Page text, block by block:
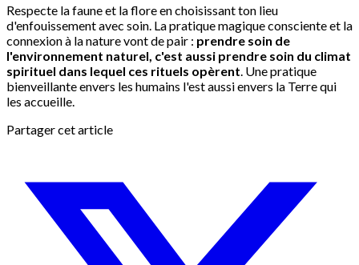
Respecte la faune et la flore en choisissant ton lieu
d'enfouissement avec soin. La pratique magique consciente et la
connexion à la nature vont de pair : prendre soin de
l'environnement naturel, c'est aussi prendre soin du climat
spirituel dans lequel ces rituels opèrent. Une pratique
bienveillante envers les humains l'est aussi envers la Terre qui
les accueille.
Partager cet article